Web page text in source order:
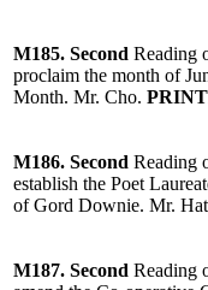
M185. Second Reading
proclaim the month of
Month. Mr. Cho.
M186. Second Reading
establish the Poet
of Gord Downie. Mr.
M187. Second Reading